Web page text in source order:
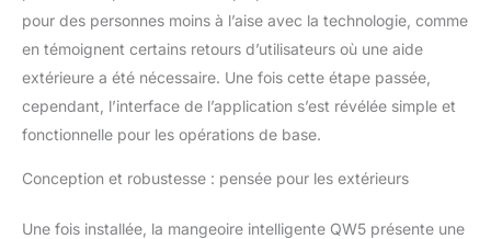
étourneaux, et plus
encore. Le design de la
graines de se remplir
automatiquement après
que les oiseaux ont
approvisionnement
plumes. Le récipient de
pour des personnes moins à l’aise avec la technologie, comme
en témoignent certains retours d’utilisateurs où une aide
extérieure a été nécessaire. Une fois cette étape passée,
cependant, l’interface de l’application s’est révélée simple et
fonctionnelle pour les opérations de base.
Conception et robustesse : pensée pour les extérieurs
Une fois installée, la mangeoire intelligente QW5 présente une